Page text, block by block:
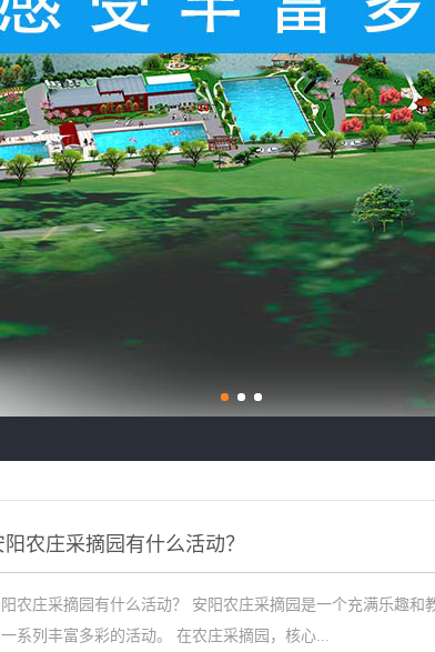
阳农庄采摘园有什么活动？
农庄采摘园有什么活动？ 安阳农庄采摘园是一个充满乐趣
系列丰富多彩的活动。 在农庄采摘园，核心...